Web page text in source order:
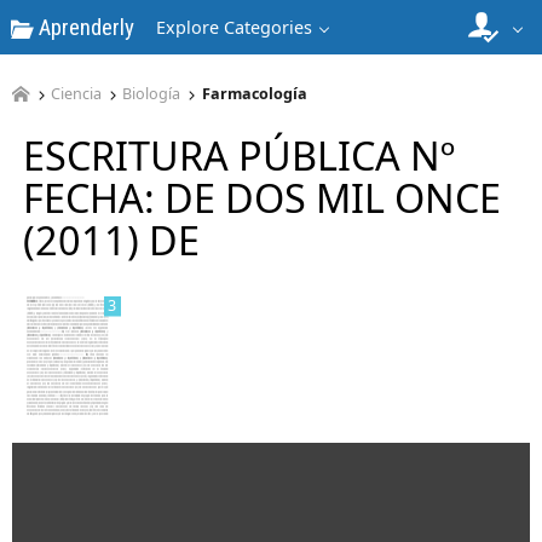
Aprenderly Explore Categories
Ciencia Biología Farmacología
ESCRITURA PÚBLICA Nº
FECHA: DE DOS MIL ONCE
(2011) DE
2
3